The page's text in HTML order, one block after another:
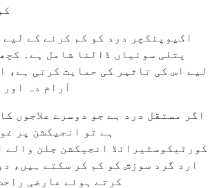
اکیوپنکچر درد کو کم کرنے کے لیے
پتلی سوئیاں ڈالنا شامل ہے۔
لیے اس کی تاثیر کی حمایت کرتی ہے،
آرام دہ اور
اگر مستقل درد ہے جو دوسرے علاجوں
ہے تو انجیکشن پر
کورٹیکوسٹیرائڈ انجیکشن جلن والے
ارد گرد سوزش کو کم کر سکتے ہیں،
کرتے ہوئے عارضی